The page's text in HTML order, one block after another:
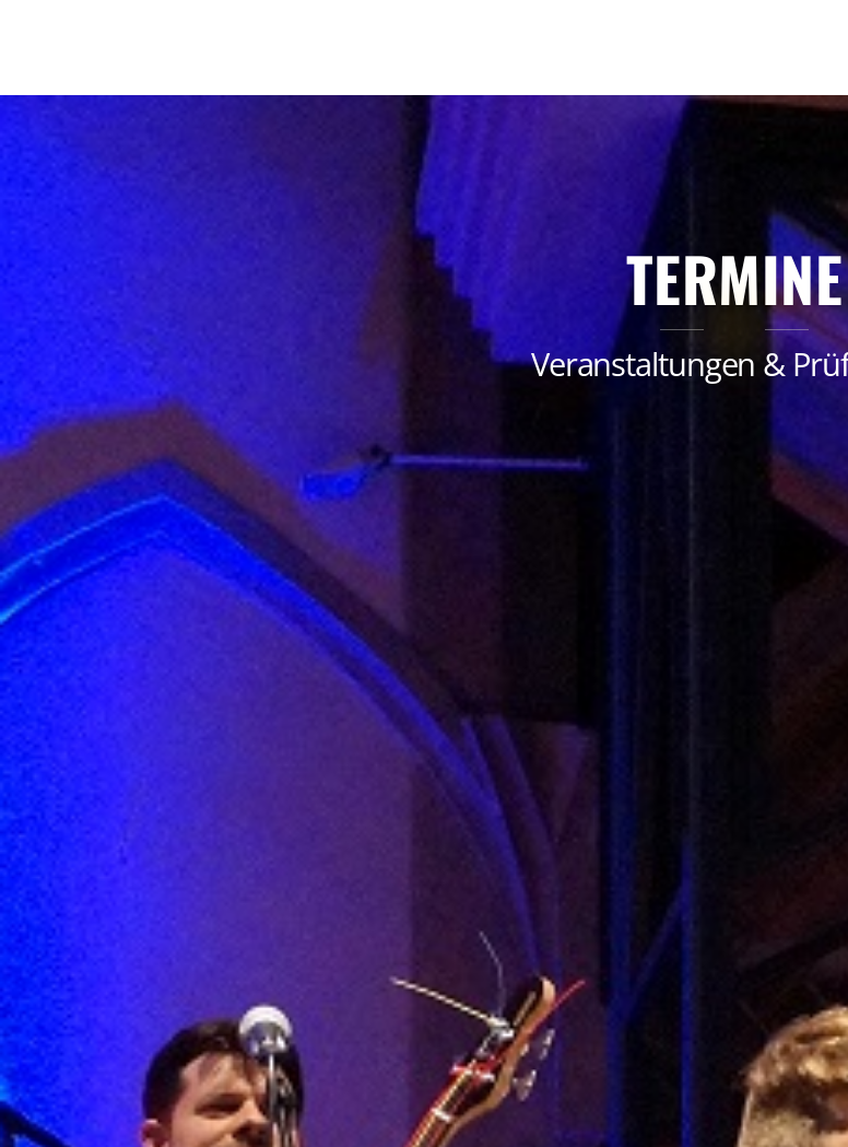
TERMINE
Veranstaltungen &
Tag der offenen Tür an der MPR
Datum:
07. Februar 2026 (samstags)
Uhrzeit:11:00 – 15:00 Uhr
Ort:MPR
Wir
Klassenpflegschaftssitzungen